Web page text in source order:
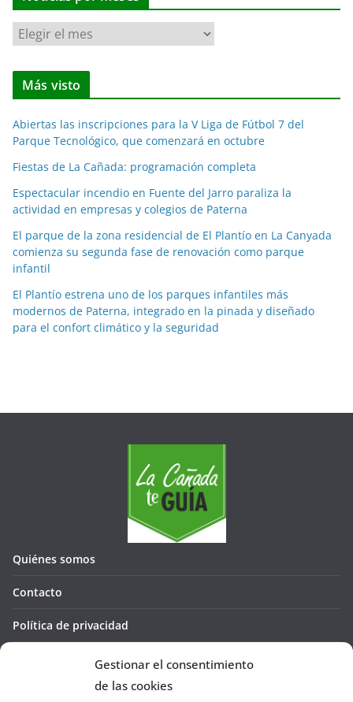
Gestionar el consentimiento
de las cookies
N
o
t
i
a
s
p
o
r
m
e
s
e
s
Más visto
Abiertas las inscripciones para la V Liga de Fútbol 7 del
Parque Tecnológico, que comenzará en octubre
Fiestas de La Cañada: programación completa
Espectacular incendio en Fuente del Jarro paraliza la
actividad en empresas y colegios de Paterna
El parque de la zona residencial de El Plantío en La Canyada
comienza su segunda fase de renovación como parque
infantil
El Plantío estrena uno de los parques infantiles más
modernos de Paterna, integrado en la pinada y diseñado
para el confort climático y la seguridad
Quiénes somos
Contacto
Política de privacidad
Política de cookies (UE)